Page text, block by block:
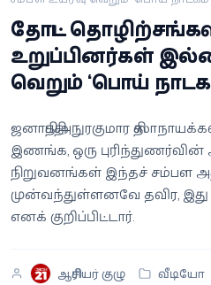
வீடியோ
வணிகம்
வெப்ஸ்டோரி
தமிழ்
தோட்ட
உறுப்பினர்கள்
வெறும் ‘பொய்
ஜனாதிபதி அநுரகுமார
இணங்க, ஒரு
நிறுவனங்கள் இந்தச் சம்பள
முன்வந்துள்ளனவே தவிர,
எனக் குறிப்பிட்டார்.
ஆசிரியர் குழு வீடியோ